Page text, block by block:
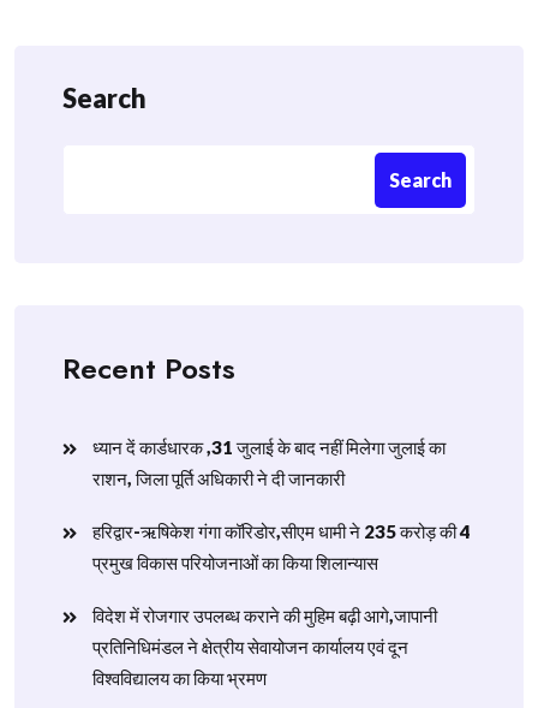
Search
Search
Recent Posts
ध्यान दें कार्डधारक ,31 जुलाई के बाद नहीं मिलेगा जुलाई का
राशन, जिला पूर्ति अधिकारी ने दी जानकारी
हरिद्वार-ऋषिकेश गंगा कॉरिडोर,सीएम धामी ने 235 करोड़ की 4
प्रमुख विकास परियोजनाओं का किया शिलान्यास
विदेश में रोजगार उपलब्ध कराने की मुहिम बढ़ी आगे,जापानी
प्रतिनिधिमंडल ने क्षेत्रीय सेवायोजन कार्यालय एवं दून
विश्वविद्यालय का किया भ्रमण